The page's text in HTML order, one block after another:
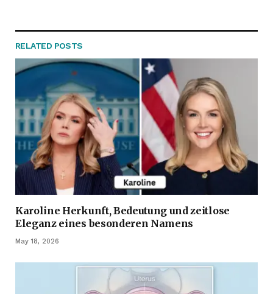
RELATED POSTS
Karoline Herkunft, Bedeutung und zeitlose
Eleganz eines besonderen Namens
May 18, 2026